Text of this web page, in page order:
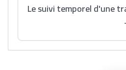
Le suivi temporel d'une